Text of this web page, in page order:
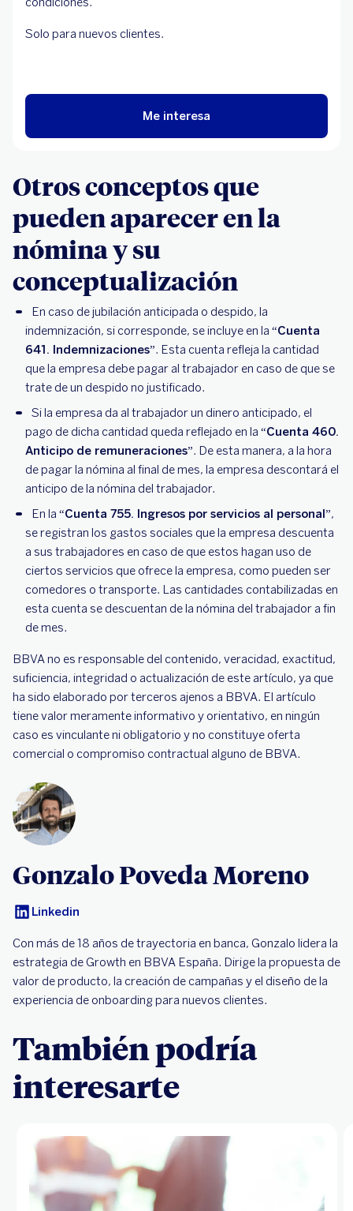
Solo para nuevos clientes.
Me interesa
Otros conceptos que
pueden aparecer en la
nómina y su
conceptualización
En caso de jubilación anticipada o despido, la
indemnización, si corresponde, se incluye en la “Cuenta
641. Indemnizaciones”. Esta cuenta refleja la cantidad
que la empresa debe pagar al trabajador en caso de que se
trate de un despido no justificado.
Si la empresa da al trabajador un dinero anticipado, el
pago de dicha cantidad queda reflejado en la “Cuenta 460.
Anticipo de remuneraciones”. De esta manera, a la hora
de pagar la nómina al final de mes, la empresa descontará el
anticipo de la nómina del trabajador.
En la “Cuenta 755. Ingresos por servicios al personal”,
se registran los gastos sociales que la empresa descuenta
a sus trabajadores en caso de que estos hagan uso de
ciertos servicios que ofrece la empresa, como pueden ser
comedores o transporte. Las cantidades contabilizadas en
esta cuenta se descuentan de la nómina del trabajador a fin
de mes.
BBVA no es responsable del contenido, veracidad, exactitud,
suficiencia, integridad o actualización de este artículo, ya que
ha sido elaborado por terceros ajenos a BBVA. El artículo
tiene valor meramente informativo y orientativo, en ningún
caso es vinculante ni obligatorio y no constituye oferta
comercial o compromiso contractual alguno de BBVA.
Gonzalo Poveda Moreno
Linkedin
Con más de 18 años de trayectoria en banca, Gonzalo lidera la
estrategia de Growth en BBVA España. Dirige la propuesta de
valor de producto, la creación de campañas y el diseño de la
experiencia de onboarding para nuevos clientes.
También podría
interesarte